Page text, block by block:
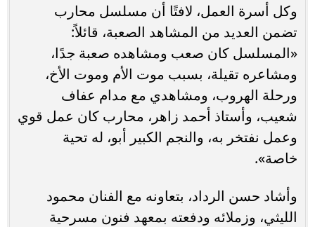
وكل أسرة العمل، لافتًا أن مسلسل محارب
تضمن العديد من المشاهد الصعبة، قائلاً:
«المسلسل كان صعب ومشاهده صعبة جدًا،
ومشاعره تقيلة، بسبب موت الأم وموت الأخ،
ورحلة الهروب، ومشاهدي مع مدام عفاف
شعيب، وأستاذ أحمد زاهر، محارب كان عمل قوي
وعمل نفتخر به، والنجم الكبير أبو، له تحية
خاصة».
وأشاد حسن الرداد، بتعاونه مع الفنان محمود
الليثي، وزملائه ودفعته بمعهد فنون مسرحية